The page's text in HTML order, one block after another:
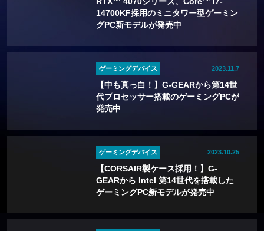
14700KF採用のミニタワー型ゲーミン
グPC新モデルが発売中
ゲーミングデバイス 2023.11.7
【中も真っ白！】G-GEARから第14世
代プロセッサー搭載のゲーミングPCが
発売中
ゲーミングデバイス 2023.10.25
【CORSAIR製ケース採用！】G-
GEARから Intel 第14世代を搭載した
ゲーミングPC新モデルが発売中